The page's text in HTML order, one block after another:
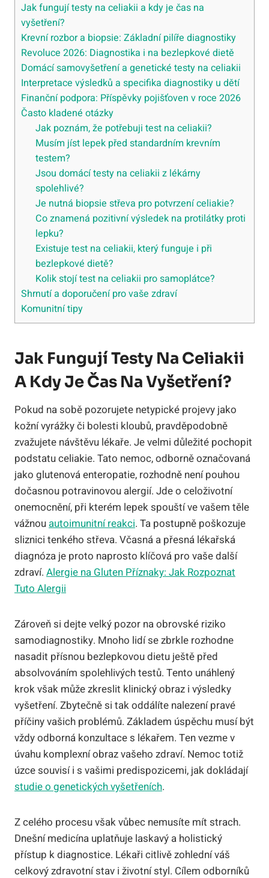
Jak fungují testy na celiakii a kdy je čas na
vyšetření?
Krevní rozbor a biopsie: Základní pilíře diagnostiky
Revoluce 2026: Diagnostika i na bezlepkové dietě
Domácí samovyšetření a genetické testy na celiakii
Interpretace výsledků a specifika diagnostiky u dětí
Finanční podpora: Příspěvky pojišťoven v roce 2026
Často kladené otázky
Jak poznám, že potřebuji test na celiakii?
Musím jíst lepek před standardním krevním
testem?
Jsou domácí testy na celiakii z lékárny
spolehlivé?
Je nutná biopsie střeva pro potvrzení celiakie?
Co znamená pozitivní výsledek na protilátky proti
lepku?
Existuje test na celiakii, který funguje i při
bezlepkové dietě?
Kolik stojí test na celiakii pro samoplátce?
Shrnutí a doporučení pro vaše zdraví
Komunitní tipy
Jak Fungují Testy Na Celiakii
A Kdy Je Čas Na Vyšetření?
Pokud na sobě pozorujete netypické projevy jako
kožní vyrážky či bolesti kloubů, pravděpodobně
zvažujete návštěvu lékaře. Je velmi důležité pochopit
podstatu celiakie. Tato nemoc, odborně označovaná
jako glutenová enteropatie, rozhodně není pouhou
dočasnou potravinovou alergií. Jde o celoživotní
onemocnění, při kterém lepek spouští ve vašem těle
vážnou autoimunitní reakci. Ta postupně poškozuje
sliznici tenkého střeva. Včasná a přesná lékařská
diagnóza je proto naprosto klíčová pro vaše další
zdraví. Alergie na Gluten Příznaky: Jak Rozpoznat
Tuto Alergii
Zároveň si dejte velký pozor na obrovské riziko
samodiagnostiky. Mnoho lidí se zbrkle rozhodne
nasadit přísnou bezlepkovou dietu ještě před
absolvováním spolehlivých testů. Tento unáhlený
krok však může zkreslit klinický obraz i výsledky
vyšetření. Zbytečně si tak oddálíte nalezení pravé
příčiny vašich problémů. Základem úspěchu musí být
vždy odborná konzultace s lékařem. Ten vezme v
úvahu komplexní obraz vašeho zdraví. Nemoc totiž
úzce souvisí i s vašimi predispozicemi, jak dokládají
studie o genetických vyšetřeních.
Z celého procesu však vůbec nemusíte mít strach.
Dnešní medicína uplatňuje laskavý a holistický
přístup k diagnostice. Lékaři citlivě zohlední váš
celkový zdravotní stav i životní styl. Cílem odborníků